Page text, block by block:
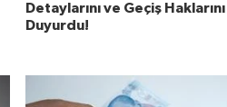
Detaylarını ve Geçiş Haklarını
Duyurdu!